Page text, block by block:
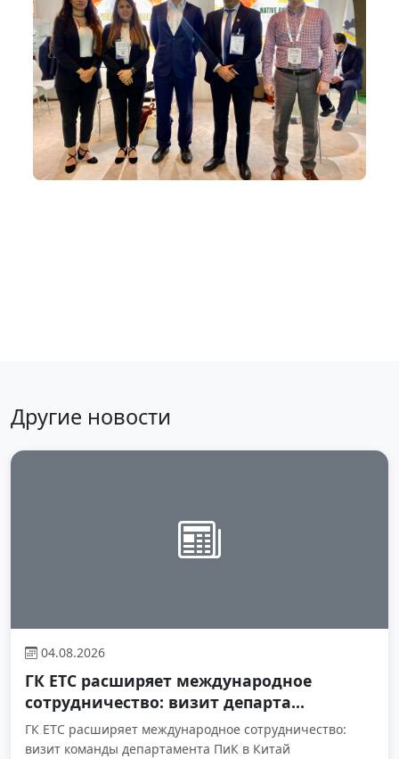
Другие новости
04.08.2026
ГК ЕТС расширяет международное
сотрудничество: визит департа...
ГК ЕТС расширяет международное сотрудничество:
визит команды департамента ПиК в Китай